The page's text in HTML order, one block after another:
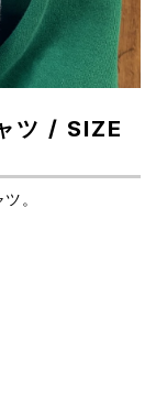
ツ / SIZE
。